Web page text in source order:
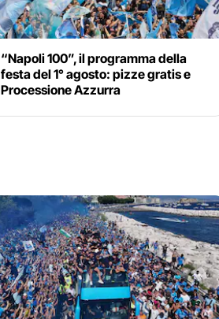
“Napoli 100”, il programma della
festa del 1° agosto: pizze gratis e
Processione Azzurra